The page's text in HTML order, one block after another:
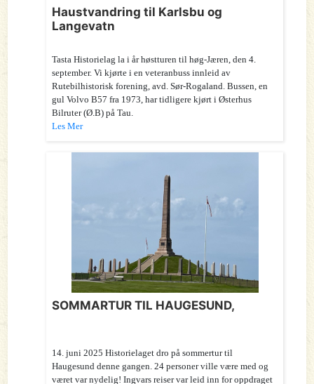
Haustvandring til Karlsbu og
Langevatn
Tasta Historielag la i år høstturen til høg-Jæren, den 4.
september. Vi kjørte i en veteranbuss innleid av
Rutebilhistorisk forening, avd. Sør-Rogaland. Bussen, en
gul Volvo B57 fra 1973, har tidligere kjørt i Østerhus
Bilruter (Ø.B) på Tau.
Les Mer
SOMMARTUR TIL HAUGESUND,
14. juni 2025 Historielaget dro på sommertur til
Haugesund denne gangen. 24 personer ville være med og
været var nydelig! Ingvars reiser var leid inn for oppdraget